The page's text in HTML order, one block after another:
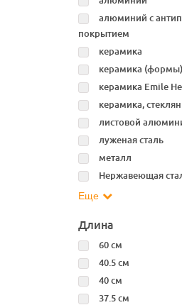
алюминий с
покрытием
керамика
керамика (формы)
керамика Emile
керамика,
листовой
луженая сталь
металл
Нержавеющая
Еще
Длина
60 см
40.5 см
40 см
37.5 см